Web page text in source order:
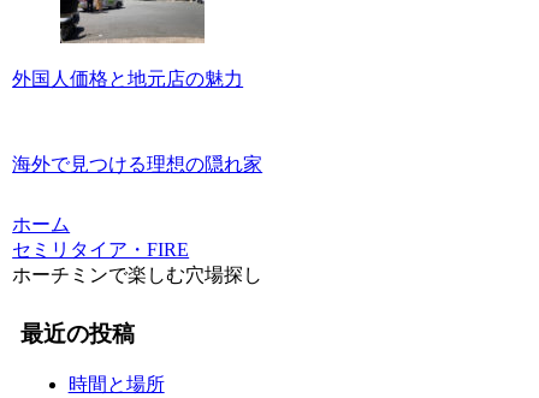
外国人価格と地元店の魅力
海外で見つける理想の隠れ家
ホーム
セミリタイア・FIRE
ホーチミンで楽しむ穴場探し
最近の投稿
時間と場所